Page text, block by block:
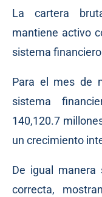
La cartera
mantiene activo
sistema
Para el mes de
sistema
140,120.7
un crecimiento
De igual manera
correcta,